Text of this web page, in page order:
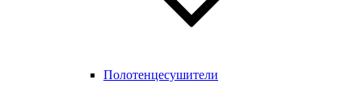
Полотенцесушители